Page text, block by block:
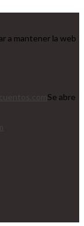
a mantener la web
Se abre